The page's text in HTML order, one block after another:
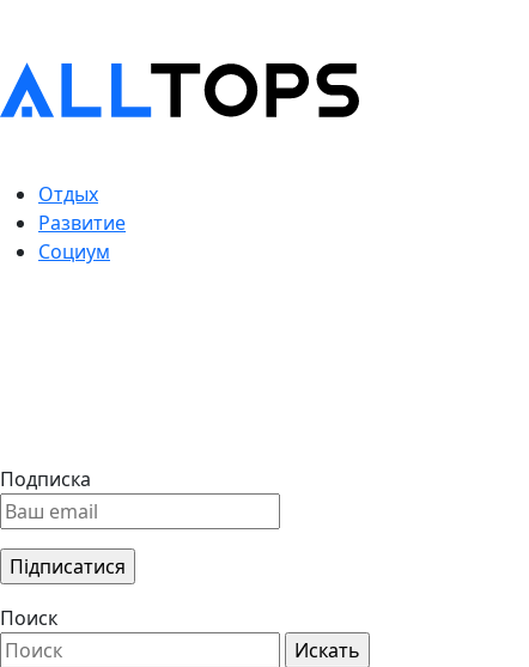
Отдых
Развитие
Социум
Подписка
Поиск